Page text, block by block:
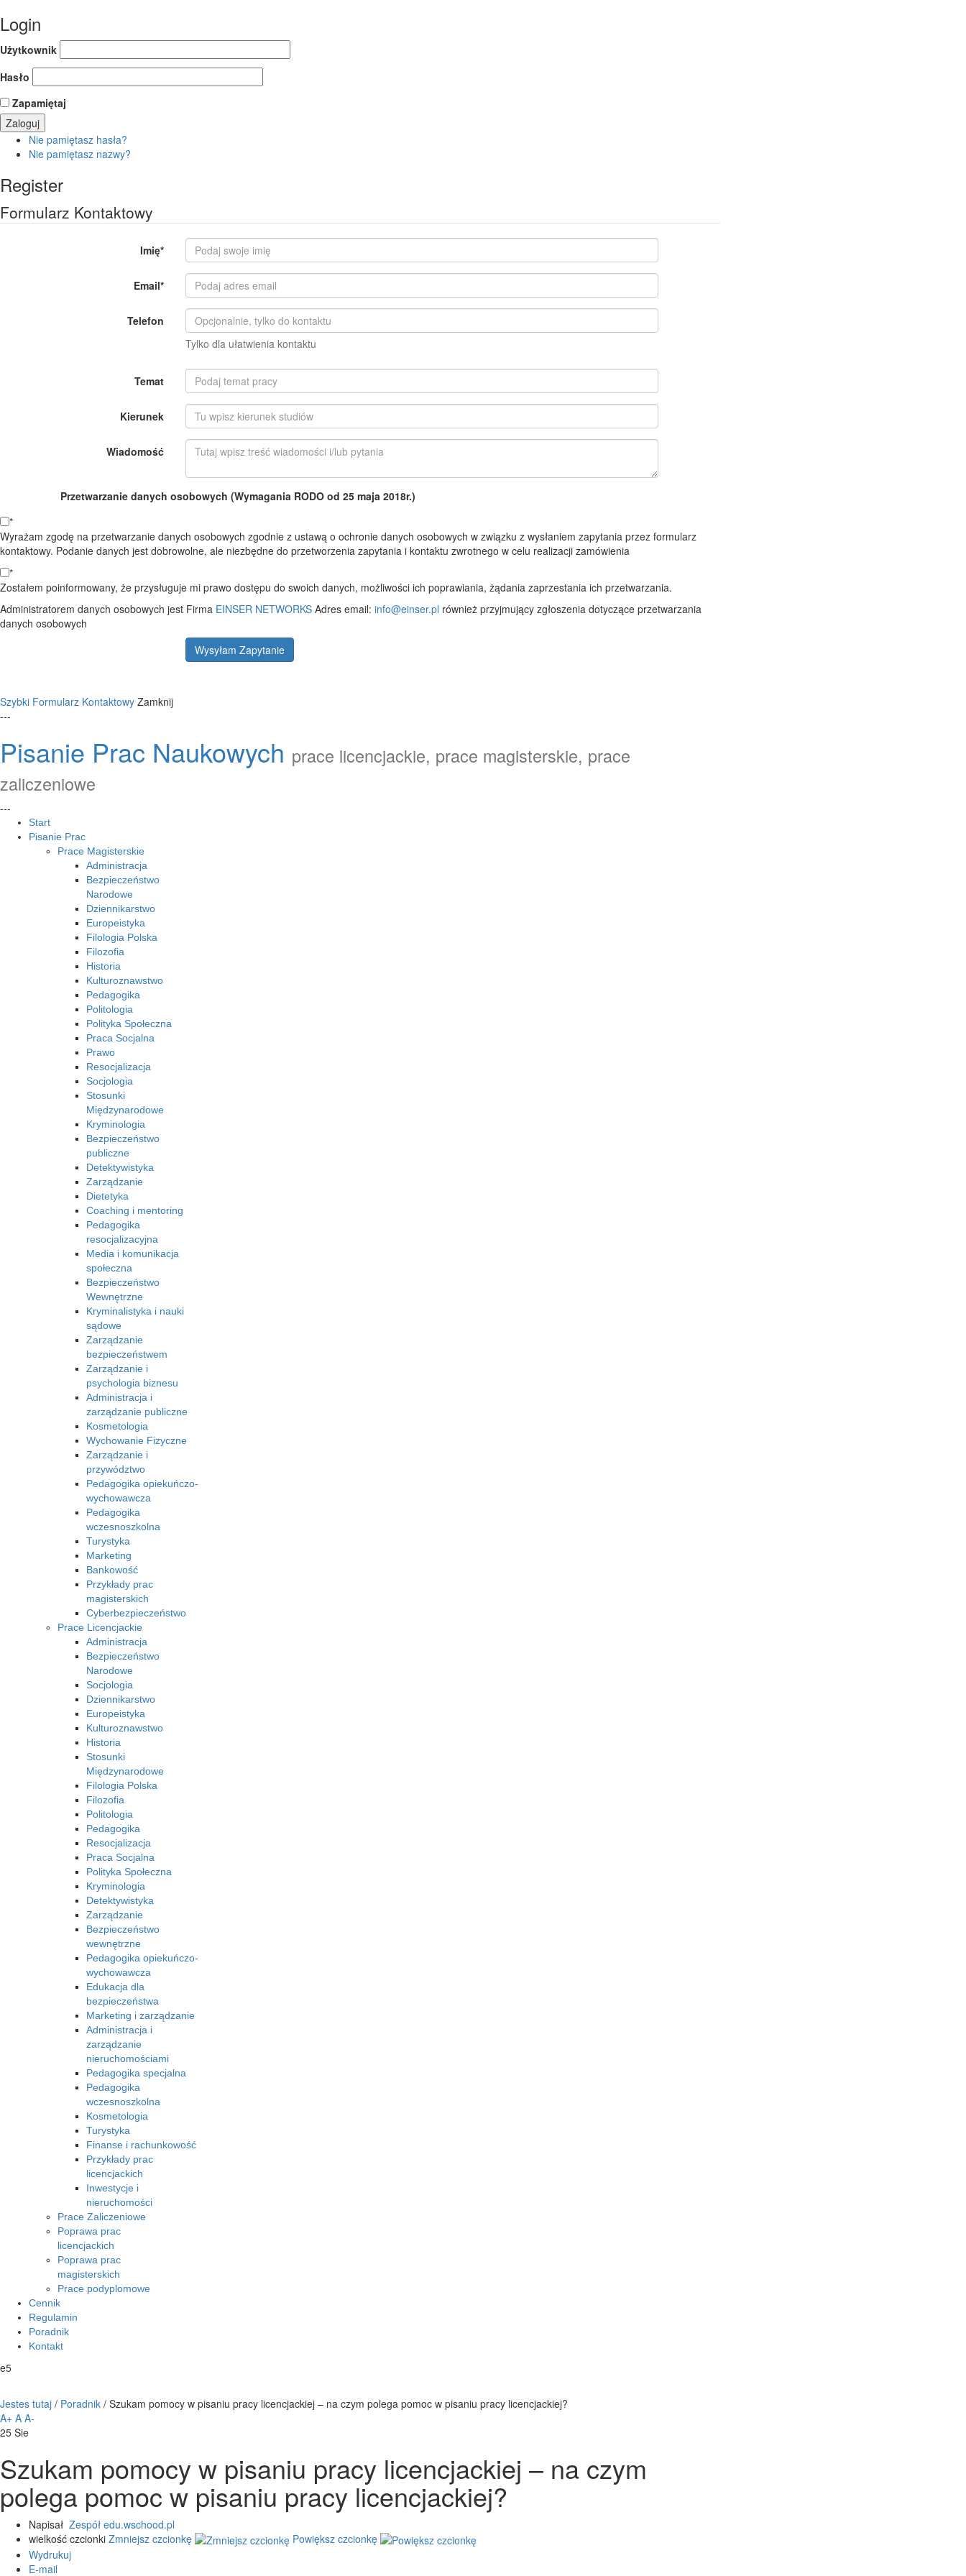
Login
Użytkownik
Hasło
Zapamiętaj
Nie pamiętasz hasła?
Nie pamiętasz nazwy?
Register
Formularz Kontaktowy
Imię*
Email*
Telefon
Tylko dla ułatwienia kontaktu
Temat
Kierunek
Wiadomość
Przetwarzanie danych osobowych (Wymagania RODO od 25 maja 2018r.)
*
Wyrażam zgodę na przetwarzanie danych osobowych zgodnie z ustawą o ochronie danych osobowych w związku z wysłaniem zapytania przez formularz
kontaktowy. Podanie danych jest dobrowolne, ale niezbędne do przetworzenia zapytania i kontaktu zwrotnego w celu realizacji zamówienia
*
Zostałem poinformowany, że przysługuje mi prawo dostępu do swoich danych, możliwości ich poprawiania, żądania zaprzestania ich przetwarzania.
Administratorem danych osobowych jest Firma EINSER NETWORKS Adres email: info@einser.pl również przyjmujący zgłoszenia dotyczące przetwarzania
danych osobowych
Wysyłam Zapytanie
Szybki Formularz Kontaktowy Zamknij
---
Pisanie Prac Naukowych prace licencjackie, prace magisterskie, prace
zaliczeniowe
---
Start
Pisanie Prac
Prace Magisterskie
Administracja
Bezpieczeństwo
Narodowe
Dziennikarstwo
Europeistyka
Filologia Polska
Filozofia
Historia
Kulturoznawstwo
Pedagogika
Politologia
Polityka Społeczna
Praca Socjalna
Prawo
Resocjalizacja
Socjologia
Stosunki
Międzynarodowe
Kryminologia
Bezpieczeństwo
publiczne
Detektywistyka
Zarządzanie
Dietetyka
Coaching i mentoring
Pedagogika
resocjalizacyjna
Media i komunikacja
społeczna
Bezpieczeństwo
Wewnętrzne
Kryminalistyka i nauki
sądowe
Zarządzanie
bezpieczeństwem
Zarządzanie i
psychologia biznesu
Administracja i
zarządzanie publiczne
Kosmetologia
Wychowanie Fizyczne
Zarządzanie i
przywództwo
Pedagogika opiekuńczo-
wychowawcza
Pedagogika
wczesnoszkolna
Turystyka
Marketing
Bankowość
Przykłady prac
magisterskich
Cyberbezpieczeństwo
Prace Licencjackie
Administracja
Bezpieczeństwo
Narodowe
Socjologia
Dziennikarstwo
Europeistyka
Kulturoznawstwo
Historia
Stosunki
Międzynarodowe
Filologia Polska
Filozofia
Politologia
Pedagogika
Resocjalizacja
Praca Socjalna
Polityka Społeczna
Kryminologia
Detektywistyka
Zarządzanie
Bezpieczeństwo
wewnętrzne
Pedagogika opiekuńczo-
wychowawcza
Edukacja dla
bezpieczeństwa
Marketing i zarządzanie
Administracja i
zarządzanie
nieruchomościami
Pedagogika specjalna
Pedagogika
wczesnoszkolna
Kosmetologia
Turystyka
Finanse i rachunkowość
Przykłady prac
licencjackich
Inwestycje i
nieruchomości
Prace Zaliczeniowe
Poprawa prac
licencjackich
Poprawa prac
magisterskich
Prace podyplomowe
Cennik
Regulamin
Poradnik
Kontakt
e5
Jestes tutaj / Poradnik / Szukam pomocy w pisaniu pracy licencjackiej – na czym polega pomoc w pisaniu pracy licencjackiej?
A+ A A-
25 Sie
Szukam pomocy w pisaniu pracy licencjackiej – na czym
polega pomoc w pisaniu pracy licencjackiej?
Napisał Zespół edu.wschood.pl
wielkość czcionki Zmniejsz czcionkę
Powiększ czcionkę
Wydrukuj
E-mail